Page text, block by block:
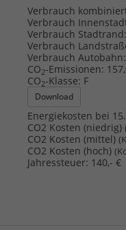
Verbrauch
Verbrauch
Verbrauch Stadtrand:
Verbrauch
Verbrauch Autobahn:
CO2-Emissionen:
CO2-Klasse: F
Download
Energiekosten bei
CO2 Kosten (niedrig)
CO2 Kosten (mittel)
CO2 Kosten (hoch)
Jahressteuer: 140,- €